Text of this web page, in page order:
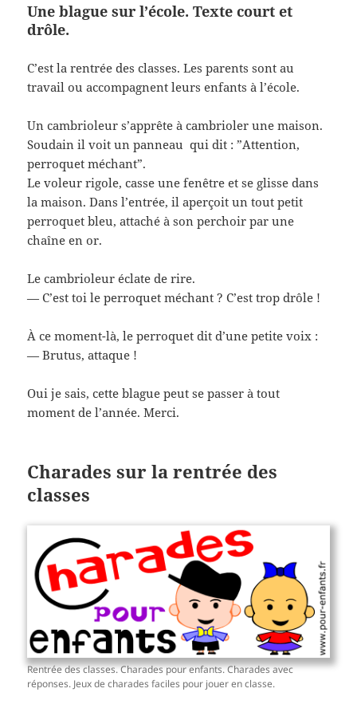
Une blague sur l’école. Texte court et
drôle.
C’est la rentrée des classes. Les parents sont au
travail ou accompagnent leurs enfants à l’école.
Un cambrioleur s’apprête à cambrioler une maison.
Soudain il voit un panneau qui dit : ”Attention,
perroquet méchant”.
Le voleur rigole, casse une fenêtre et se glisse dans
la maison. Dans l’entrée, il aperçoit un tout petit
perroquet bleu, attaché à son perchoir par une
chaîne en or.
Le cambrioleur éclate de rire.
— C’est toi le perroquet méchant ? C’est trop drôle !
À ce moment-là, le perroquet dit d’une petite voix :
— Brutus, attaque !
Oui je sais, cette blague peut se passer à tout
moment de l’année. Merci.
Charades sur la rentrée des
classes
Rentrée des classes. Charades pour enfants. Charades avec
réponses. Jeux de charades faciles pour jouer en classe.